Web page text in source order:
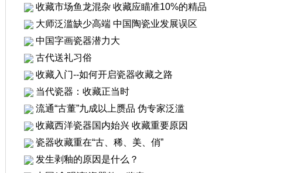
收藏市场鱼龙混杂 收藏应瞄准10%的精品
大师泛滥缺少高端 中国陶瓷业发展误区
中国字画瓷器潜力大
古代送礼习俗
收藏入门--如何开启瓷器收藏之路
当代瓷器：收藏正当时
流通“古董”九成以上赝品 伪专家泛滥
收藏西洋瓷器国内始兴 收藏重要原因
瓷器收藏重在“古、稀、美、俏”
发生剥釉的原因是什么？